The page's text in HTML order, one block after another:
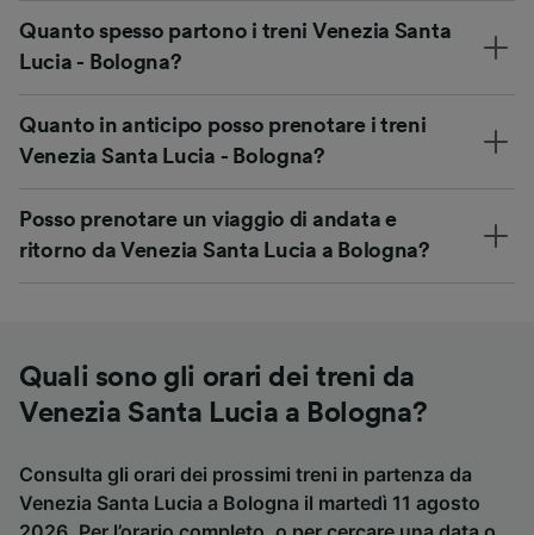
Quanto spesso partono i treni Venezia Santa
Lucia - Bologna?
Quanto in anticipo posso prenotare i treni
Venezia Santa Lucia - Bologna?
Posso prenotare un viaggio di andata e
ritorno da Venezia Santa Lucia a Bologna?
Quali sono gli orari dei treni da
Venezia Santa Lucia a Bologna?
Consulta gli orari dei prossimi treni in partenza da
Venezia Santa Lucia a Bologna il martedì 11 agosto